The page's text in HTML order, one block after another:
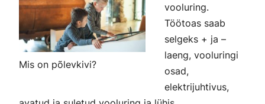
Mis on põlevkivi?
vooluring.
Töötoas saab
selgeks + ja –
laeng, vooluringi
osad,
elektrijuhtivus,